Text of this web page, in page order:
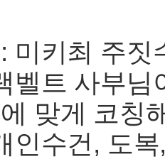
미키최 주
벨트 사부
맞게 코칭
인수건, 도